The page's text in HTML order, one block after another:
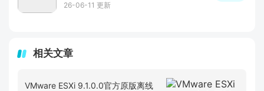
26-06-11 更新
相关文章
VMware ESXi 9.1.0.0官方原版离线